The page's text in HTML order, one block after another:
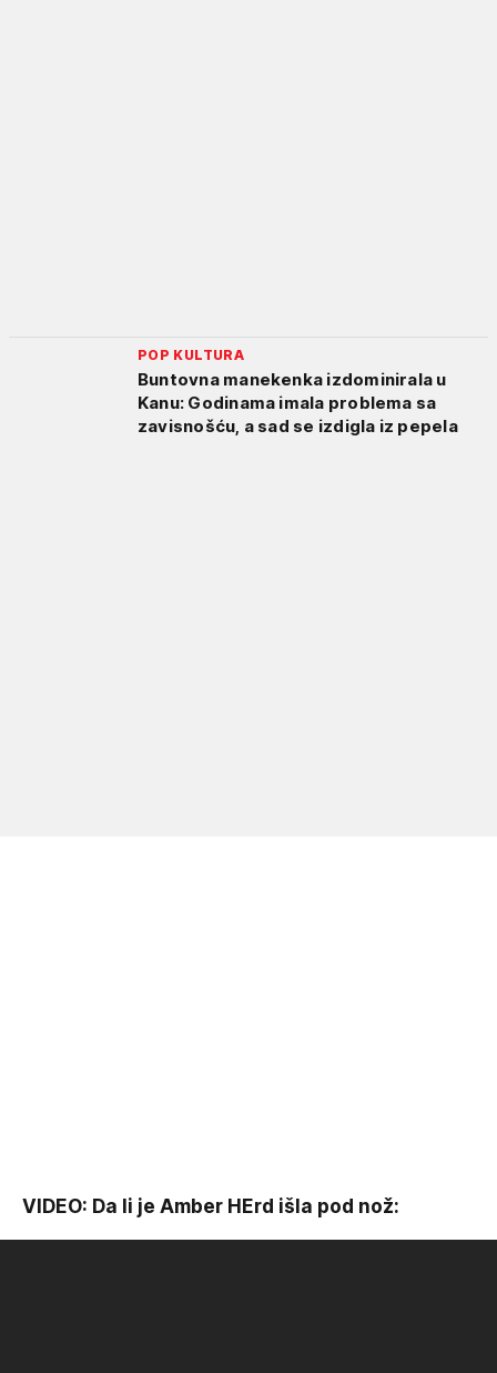
POP KULTURA
Buntovna manekenka izdominirala u
Kanu: Godinama imala problema sa
zavisnošću, a sad se izdigla iz pepela
VIDEO: Da li je Amber HErd išla pod nož: